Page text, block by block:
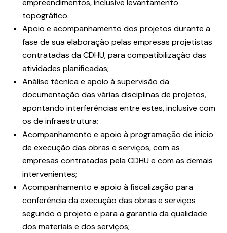
empreendimentos, inclusive levantamento
topográfico.
Apoio e acompanhamento dos projetos durante a
fase de sua elaboração pelas empresas projetistas
contratadas da CDHU, para compatibilização das
atividades planificadas;
Análise técnica e apoio à supervisão da
documentação das várias disciplinas de projetos,
apontando interferências entre estes, inclusive com
os de infraestrutura;
Acompanhamento e apoio à programação de início
de execução das obras e serviços, com as
empresas contratadas pela CDHU e com as demais
intervenientes;
Acompanhamento e apoio à fiscalização para
conferência da execução das obras e serviços
segundo o projeto e para a garantia da qualidade
dos materiais e dos serviços;